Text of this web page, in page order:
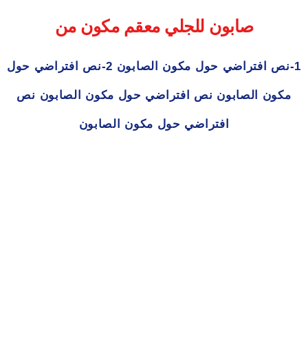
صابون للجلي معقم مكون من
1-نص افتراضي حول مكون الصابون 2-نص افتراضي حول
مكون الصابون نص افتراضي حول مكون الصابون نص
افتراضي حول مكون الصابون